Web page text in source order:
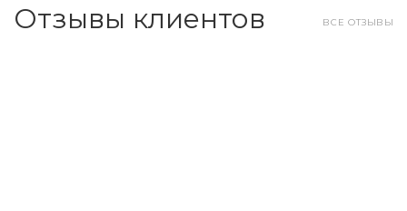
Работаем с 2008 года, за это время накопленВСЕ ОТЗЫВЫ
Отзывы клиентов